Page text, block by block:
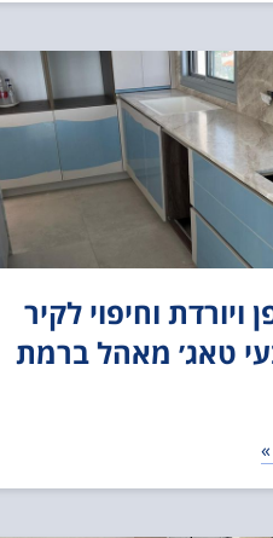
ויורדת וחיפוי לקיר
טאג׳ מאהל ברמת